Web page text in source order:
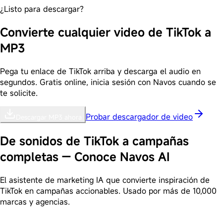
¿Listo para descargar?
Convierte cualquier video de TikTok a
MP3
Pega tu enlace de TikTok arriba y descarga el audio en
segundos. Gratis online, inicia sesión con Navos cuando se
te solicite.
Probar descargador de video
De sonidos de TikTok a campañas
completas — Conoce Navos AI
El asistente de marketing IA que convierte inspiración de
TikTok en campañas accionables. Usado por más de 10,000
marcas y agencias.